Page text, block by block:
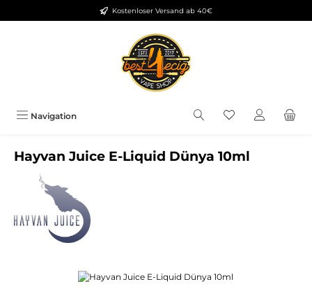
Zum Hauptinhalt springenKostenloser Versand ab 40€
Navigation Du hast 0
Hayvan Juice E-Liquid Dünya 10ml
Bildergalerie überspringen